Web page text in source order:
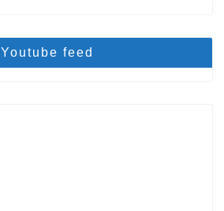
Youtube feed